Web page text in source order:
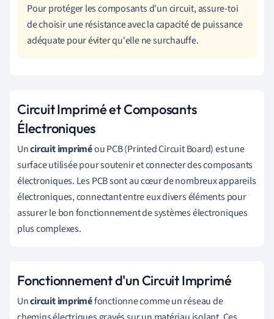
Pour protéger les composants d'un circuit, assure-toi
de choisir une résistance avec la capacité de puissance
adéquate pour éviter qu'elle ne surchauffe.
Circuit Imprimé et Composants
Électroniques
Uncircuit impriméou PCB (Printed Circuit Board) est une
surface utilisée pour soutenir et connecter des composants
électroniques. Les PCB sont au cœur de nombreux appareils
électroniques, connectant entre eux divers éléments pour
assurer le bon fonctionnement de systèmes électroniques
plus complexes.
Fonctionnement d'un Circuit Imprimé
Uncircuit impriméfonctionne comme un réseau de